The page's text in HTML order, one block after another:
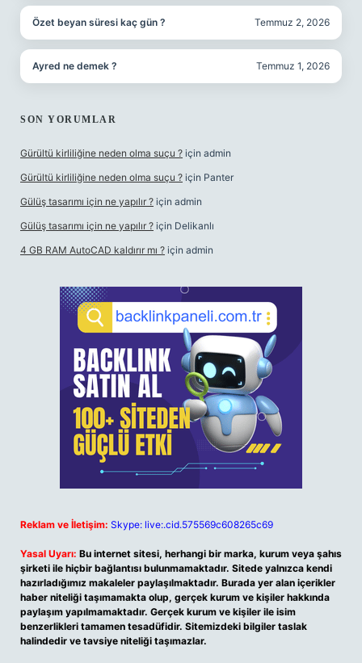
Özet beyan süresi kaç gün ? Temmuz 2, 2026
Ayred ne demek ? Temmuz 1, 2026
SON YORUMLAR
Gürültü kirliliğine neden olma suçu ? için admin
Gürültü kirliliğine neden olma suçu ? için Panter
Gülüş tasarımı için ne yapılır ? için admin
Gülüş tasarımı için ne yapılır ? için Delikanlı
4 GB RAM AutoCAD kaldırır mı ? için admin
Reklam ve İletişim: Skype: live:.cid.575569c608265c69
Yasal Uyarı: Bu internet sitesi, herhangi bir marka, kurum veya şahıs
şirketi ile hiçbir bağlantısı bulunmamaktadır. Sitede yalnızca kendi
hazırladığımız makaleler paylaşılmaktadır. Burada yer alan içerikler
haber niteliği taşımamakta olup, gerçek kurum ve kişiler hakkında
paylaşım yapılmamaktadır. Gerçek kurum ve kişiler ile isim
benzerlikleri tamamen tesadüfidir. Sitemizdeki bilgiler taslak
halindedir ve tavsiye niteliği taşımazlar.